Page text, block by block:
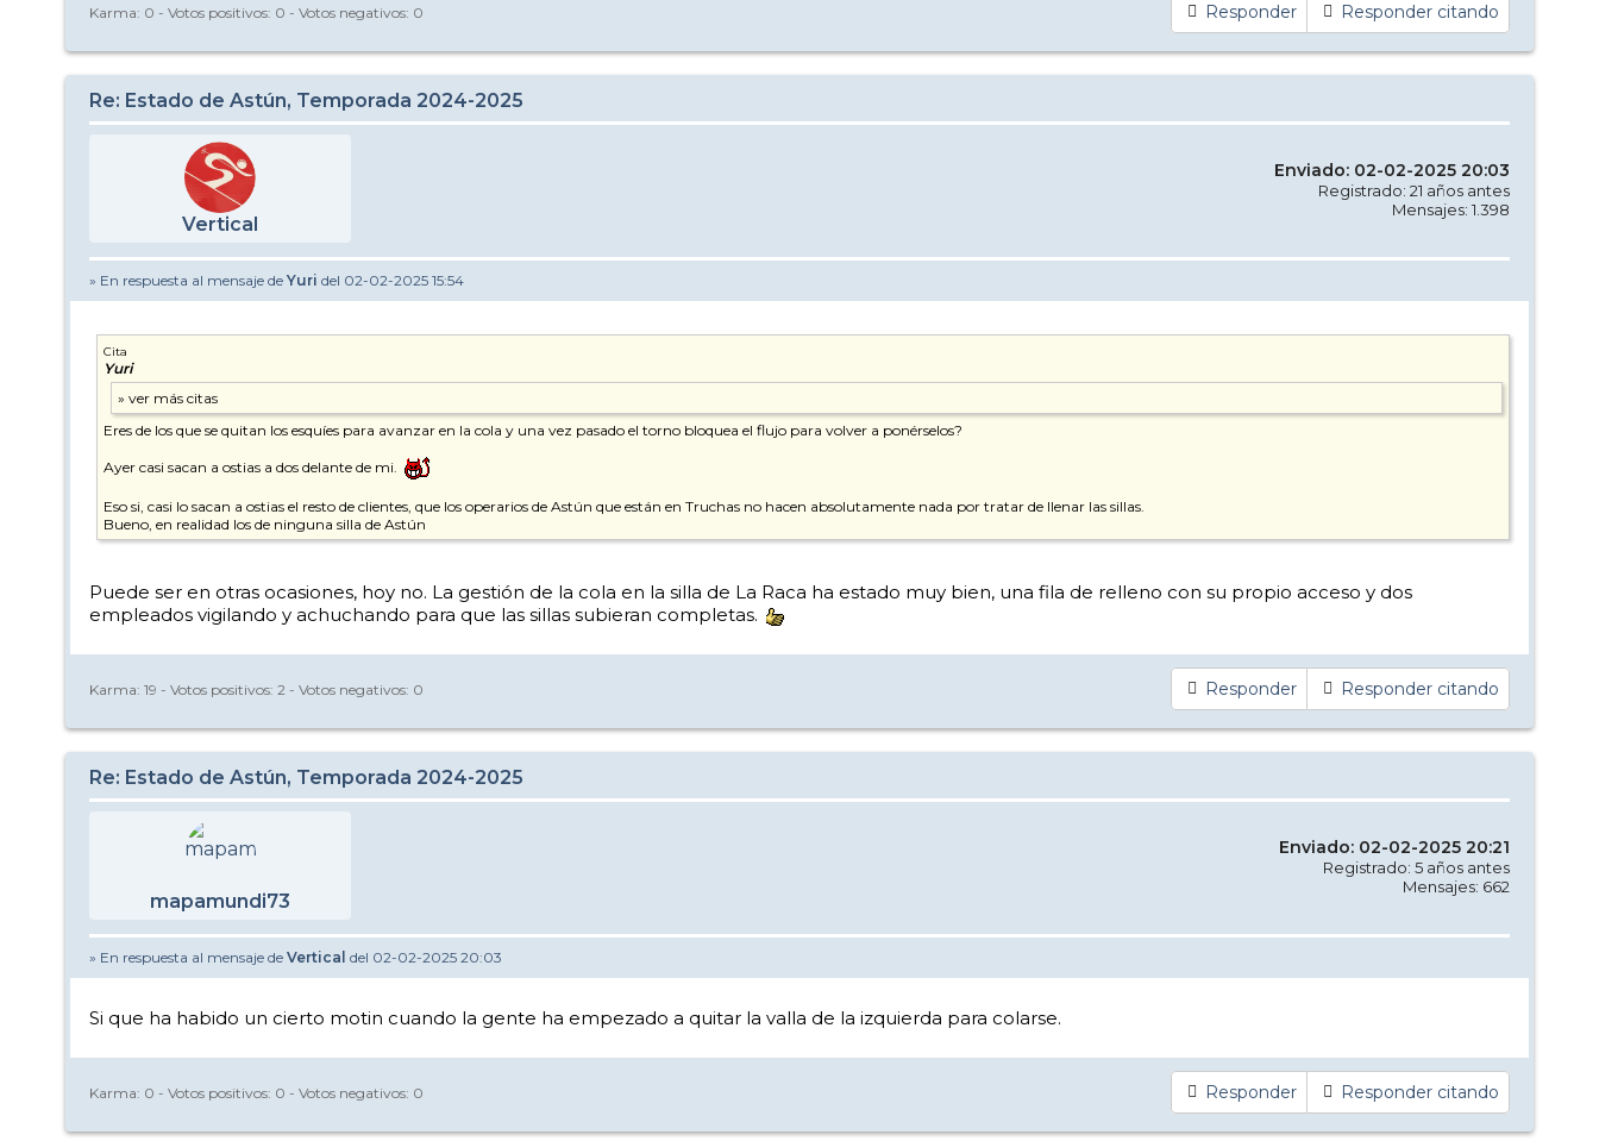
Responder Responder citando
Karma: 0 - Votos positivos: 0 - Votos negativos: 0
Re: Estado de Astún, Temporada 2024-2025
Vertical
Enviado: 02-02-2025 20:03
Registrado: 21 años antes
Mensajes: 1.398
» En respuesta al mensaje de Yuri del 02-02-2025 15:54
Cita
Yuri
Eres de los que se quitan los esquíes para avanzar en la cola y una vez pasado el torno bloquea el flujo para volver a ponérselos?
Ayer casi sacan a ostias a dos delante de mi.
Eso si, casi lo sacan a ostias el resto de clientes, que los operarios de Astún que están en Truchas no hacen absolutamente nada por tratar de llenar las sillas.
Bueno, en realidad los de ninguna silla de Astún
Puede ser en otras ocasiones, hoy no. La gestión de la cola en la silla de La Raca ha estado muy bien, una fila de relleno con su propio acceso y dos
empleados vigilando y achuchando para que las sillas subieran completas.
Responder Responder citando
Karma: 19 - Votos positivos: 2 - Votos negativos: 0
Re: Estado de Astún, Temporada 2024-2025
mapamundi73
Enviado: 02-02-2025 20:21
Registrado: 5 años antes
Mensajes: 662
» En respuesta al mensaje de Vertical del 02-02-2025 20:03
Si que ha habido un cierto motin cuando la gente ha empezado a quitar la valla de la izquierda para colarse.
Responder Responder citando
Karma: 0 - Votos positivos: 0 - Votos negativos: 0